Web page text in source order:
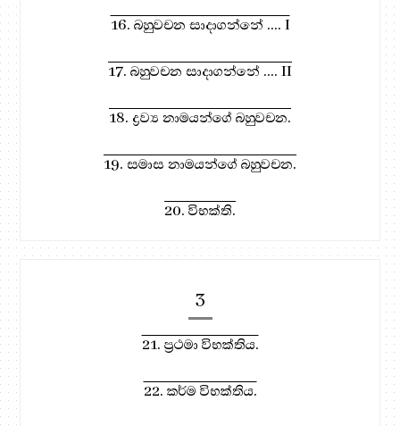
16. බහුවචන සාදාගන්නේ .... I
17. බහුවචන සාදාගන්නේ .... II
18. ද්‍රව්‍ය නාමයන්ගේ බහුවචන.
19. සමාස නාමයන්ගේ බහුවචන.
20. විභක්ති.
3
21. ප්‍රථමා විභක්තිය.
22. කර්ම විභක්තිය.